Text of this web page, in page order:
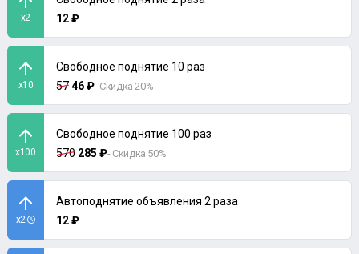
x2
12 ₽
x10
Свободное поднятие 10 раз
5746 ₽- Скидка 20%
x100
Свободное поднятие 100 раз
570 285 ₽- Скидка 50%
x2
Автоподнятие объявления 2 раза
12 ₽